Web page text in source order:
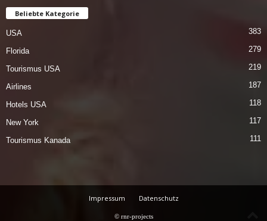
Beliebte Kategorie
USA 383
Florida 279
Tourismus USA 219
Airlines 187
Hotels USA 118
New York 117
Tourismus Kanada 111
Impressum Datenschutz
© rnr-projects